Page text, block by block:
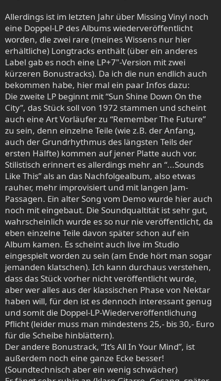
Allerdings ist im letzten Jahr über Missing Vinyl noch
eine Doppel-LP des Albums wiederveröffentlicht
worden, die zwei rare (meines Wissens nur hier
erhältliche) Longtracks enthält (über ein anderes
Label gab es noch eine LP+7"-Version mit zwei
kürzeren Bonustracks). Da ich die nun endlich auch
bekommen habe, hier mal ein paar Infos dazu:
Die zweite LP beginnt mit “Sun Shine Down On the
City”, das Stück soll von 1972 stammen und scheint
auch eine Art Vorläufer zu “Remember The Future”
zu sein, denn einzelne Teile (wie z.B. der Anfang,
auch der Grundrhythmus des längsten Teils der
ersten Hälfte) kommen auf jener Platte auch vor.
Stilistisch erinnert es allerdings mehr an “...Sounds
Like This” als an das Nachfolgealbum, also etwas
rauher, mehr improvisiert und mit langen Jam-
Passagen. Ein alter Song vom Demo wurde hier auch
noch mit eingebaut. Die Soundqualtität ist sehr gut,
wahrscheinlich wurde es so nur nie veröffentlicht, da
eben einzelne Teile davon später schon auf ein
Album kamen. Es scheint auch live im Studio
eingespielt worden zu sein (am Ende hört man sogar
jemanden klatschen). Ich kann durchaus verstehen,
dass das Stück vorher nicht veröffentlicht wurde,
aber wer alles aus der klassischen Phase von Nektar
haben will, für den ist es dennoch interessant genug
und somit die Doppel-LP-Wiederveröffentlichung
Pflicht (leider muss man mindestens 25,- bis 30,- Euro
für die Scheibe hinblättern).
Der andere Bonustrack, “It’s All In Your Mind”, ist
außerdem noch eine ganze Ecke besser!
(Soundtechnisch aber ein wenig schwächer)